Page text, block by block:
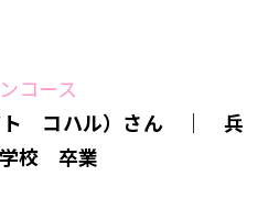
コース
ト コハル）さん ｜ 兵
学校 卒業